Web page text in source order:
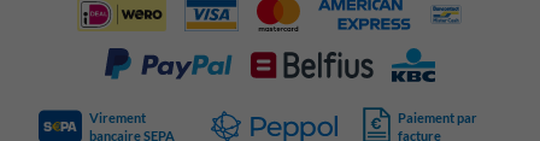
Virement
bancaire SEPA
Paiement par
facture